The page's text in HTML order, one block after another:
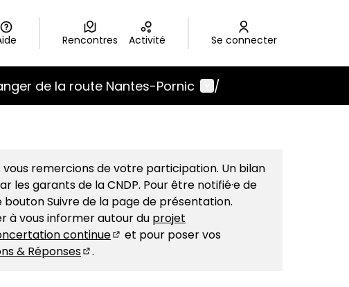
Aide Rencontres Activité Se connecter
de la route Nantes-Pornic Menu utilisateur
/
remercions de votre participation. Un bilan
garants de la CNDP. Pour être notifié·e de
bouton Suivre de la page de présentation.
à vous informer autour du projet
continue
(S'ouvre dans un nouvel onglet)
et pour poser vos
& Réponses .